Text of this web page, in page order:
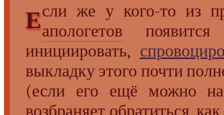
Если же у кого-то из
апологетов появится
инициировать,
выкладку этого почти
(если его ещё можно
возбраняет обратиться,